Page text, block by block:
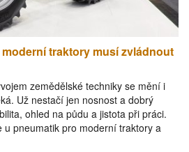
traktory musí zvládnout
zemědělské techniky se mění i
Už nestačí jen nosnost a dobrý
ohled na půdu a jistota při práci.
u pneumatik pro moderní traktory a